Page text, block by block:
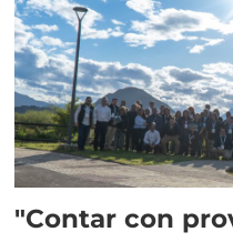
"Contar con